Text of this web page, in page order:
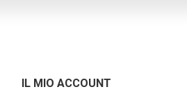
IL MIO ACCOUNT